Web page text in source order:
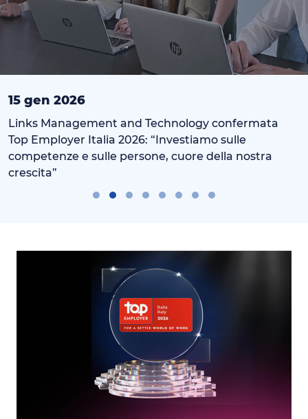
15 gen 2026
Links Management and Technology confermata
Top Employer Italia 2026: “Investiamo sulle
competenze e sulle persone, cuore della nostra
crescita”